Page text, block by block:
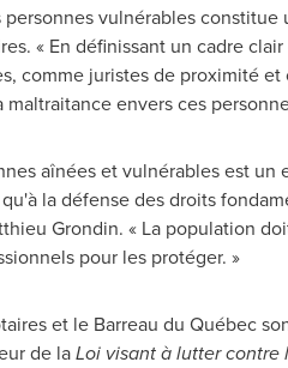
vulnérables
« En définissant un cadre
comme juristes de proximité
envers ces
aînées et vulnérables est
la défense des droits
Grondin. « La population
pour les protéger. »
et le Barreau du Québec
de laLoi visant à lutter